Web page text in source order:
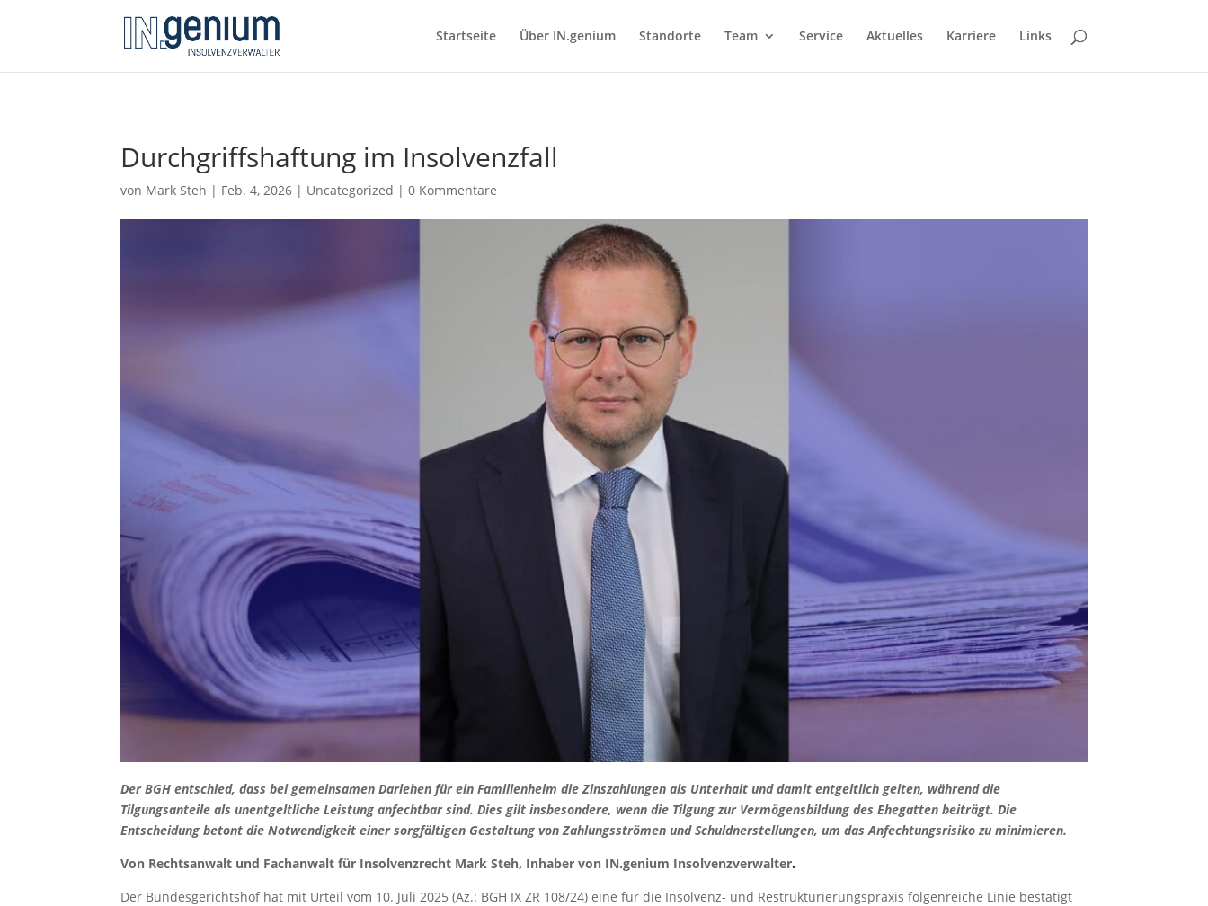
Startseite Über IN.genium Standorte Team Service Aktuelles Karriere Links
Durchgriffshaftung im Insolvenzfall
von Mark Steh | Feb. 4, 2026 | Uncategorized |0 Kommentare
Der BGH entschied, dass bei gemeinsamen Darlehen für ein Familienheim die Zinszahlungen als Unterhalt und damit entgeltlich gelten, während die
Tilgungsanteile als unentgeltliche Leistung anfechtbar sind. Dies gilt insbesondere, wenn die Tilgung zur Vermögensbildung des Ehegatten beiträgt. Die
Entscheidung betont die Notwendigkeit einer sorgfältigen Gestaltung von Zahlungsströmen und Schuldnerstellungen, um das Anfechtungsrisiko zu minimieren.
Von Rechtsanwalt und Fachanwalt für Insolvenzrecht Mark Steh, Inhaber von IN.genium Insolvenzverwalter.
Der Bundesgerichtshof hat mit Urteil vom 10. Juli 2025 (Az.: BGH IX ZR 108/24) eine für die Insolvenz- und Restrukturierungspraxis folgenreiche Linie bestätigt